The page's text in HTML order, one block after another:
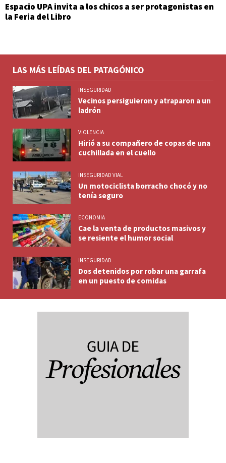
Espacio UPA invita a los chicos a ser protagonistas en
la Feria del Libro
LAS MÁS LEÍDAS DEL PATAGÓNICO
INSEGURIDAD
Vecinos persiguieron y atraparon a un
ladrón
VIOLENCIA
Hirió a su compañero de copas de una
cuchillada en el cuello
INSEGURIDAD VIAL
Un motociclista borracho chocó y no
tenía seguro
ECONOMIA
Cae la venta de productos masivos y
se resiente el humor social
INSEGURIDAD
Dos detenidos por robar una garrafa
en un puesto de comidas